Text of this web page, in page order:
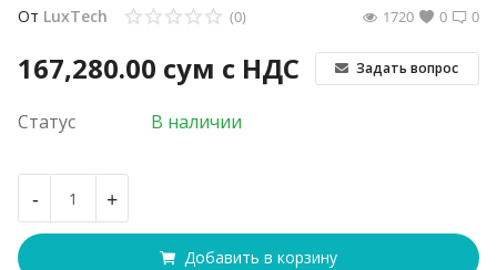
От LuxTech 0
(0) 0
1720
167,280.00 сум с НДС Задать вопрос
Статус В наличии
- +
Добавить в корзину